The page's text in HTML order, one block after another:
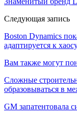
Следующая запись
Boston Dynamics
адаптируется к
Вам также могут
Сложные
образовываться в
GM запатентовала